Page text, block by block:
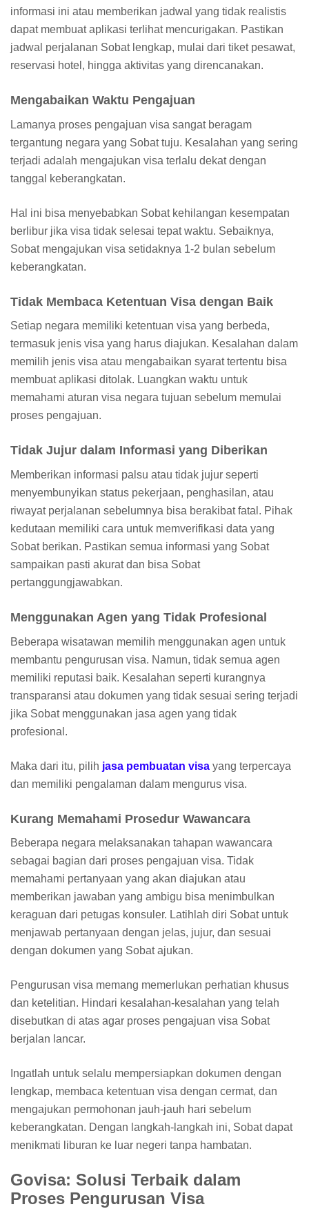
informasi ini atau memberikan jadwal yang tidak realistis
dapat membuat aplikasi terlihat mencurigakan. Pastikan
jadwal perjalanan Sobat lengkap, mulai dari tiket pesawat,
reservasi hotel, hingga aktivitas yang direncanakan.
Mengabaikan Waktu Pengajuan
Lamanya proses pengajuan visa sangat beragam
tergantung negara yang Sobat tuju. Kesalahan yang sering
terjadi adalah mengajukan visa terlalu dekat dengan
tanggal keberangkatan.
Hal ini bisa menyebabkan Sobat kehilangan kesempatan
berlibur jika visa tidak selesai tepat waktu. Sebaiknya,
Sobat mengajukan visa setidaknya 1-2 bulan sebelum
keberangkatan.
Tidak Membaca Ketentuan Visa dengan Baik
Setiap negara memiliki ketentuan visa yang berbeda,
termasuk jenis visa yang harus diajukan. Kesalahan dalam
memilih jenis visa atau mengabaikan syarat tertentu bisa
membuat aplikasi ditolak. Luangkan waktu untuk
memahami aturan visa negara tujuan sebelum memulai
proses pengajuan.
Tidak Jujur dalam Informasi yang Diberikan
Memberikan informasi palsu atau tidak jujur seperti
menyembunyikan status pekerjaan, penghasilan, atau
riwayat perjalanan sebelumnya bisa berakibat fatal. Pihak
kedutaan memiliki cara untuk memverifikasi data yang
Sobat berikan. Pastikan semua informasi yang Sobat
sampaikan pasti akurat dan bisa Sobat
pertanggungjawabkan.
Menggunakan Agen yang Tidak Profesional
Beberapa wisatawan memilih menggunakan agen untuk
membantu pengurusan visa. Namun, tidak semua agen
memiliki reputasi baik. Kesalahan seperti kurangnya
transparansi atau dokumen yang tidak sesuai sering terjadi
jika Sobat menggunakan jasa agen yang tidak
profesional.
Maka dari itu, pilih jasa pembuatan visa yang terpercaya
dan memiliki pengalaman dalam mengurus visa.
Kurang Memahami Prosedur Wawancara
Beberapa negara melaksanakan tahapan wawancara
sebagai bagian dari proses pengajuan visa. Tidak
memahami pertanyaan yang akan diajukan atau
memberikan jawaban yang ambigu bisa menimbulkan
keraguan dari petugas konsuler. Latihlah diri Sobat untuk
menjawab pertanyaan dengan jelas, jujur, dan sesuai
dengan dokumen yang Sobat ajukan.
Pengurusan visa memang memerlukan perhatian khusus
dan ketelitian. Hindari kesalahan-kesalahan yang telah
disebutkan di atas agar proses pengajuan visa Sobat
berjalan lancar.
Ingatlah untuk selalu mempersiapkan dokumen dengan
lengkap, membaca ketentuan visa dengan cermat, dan
mengajukan permohonan jauh-jauh hari sebelum
keberangkatan. Dengan langkah-langkah ini, Sobat dapat
menikmati liburan ke luar negeri tanpa hambatan.
Govisa: Solusi Terbaik dalam
Proses Pengurusan Visa